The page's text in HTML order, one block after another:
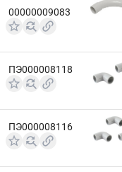
00000009083
ПЭ000008118
ПЭ000008116